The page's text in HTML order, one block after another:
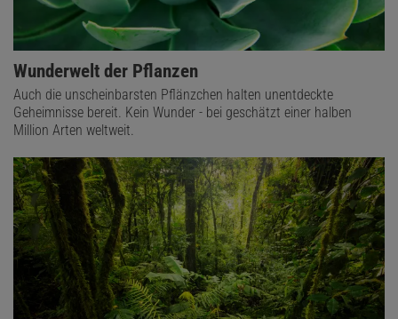
Wunderwelt der Pflanzen
Auch die unscheinbarsten Pflänzchen halten unentdeckte
Geheimnisse bereit. Kein Wunder - bei geschätzt einer halben
Million Arten weltweit.